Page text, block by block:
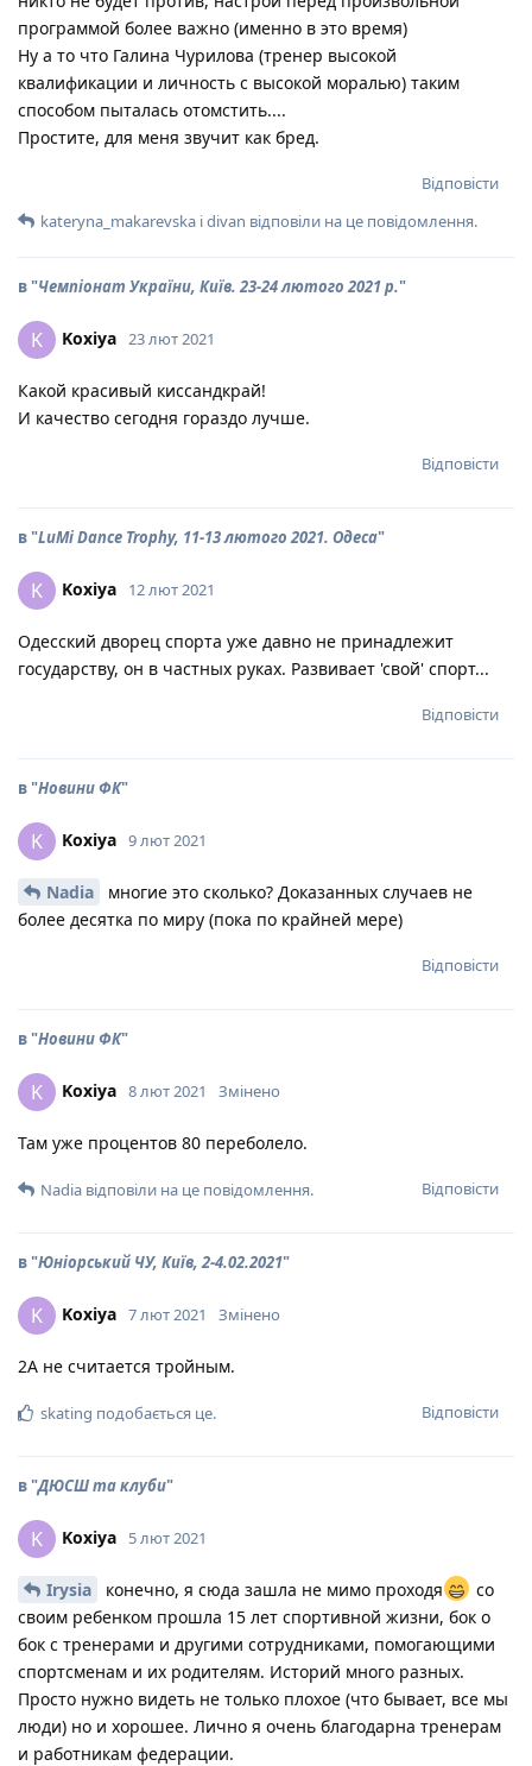
программой более важно (именно в это время)
Ну а то что Галина Чурилова (тренер высокой
квалификации и личность с высокой моралью) таким
способом пыталась отомстить....
Простите, для меня звучит как бред.
Відповісти
kateryna_makarevska іdivan відповіли на це повідомлення.
в "Чемпіонат України, Київ. 23-24 лютого 2021 р."
K Koxiya 23 лют 2021
Какой красивый киссандкрай!
И качество сегодня гораздо лучше.
Відповісти
в "LuMi Dance Trophy, 11-13 лютого 2021. Одеса"
K Koxiya 12 лют 2021
Одесский дворец спорта уже давно не принадлежит
государству, он в частных руках. Развивает 'свой' спорт...
Відповісти
в "Новини ФК"
K Koxiya 9 лют 2021
Nadia
многие это сколько? Доказанных случаев не
более десятка по миру (пока по крайней мере)
Відповісти
в "Новини ФК"
K Koxiya 8 лют 2021 Змінено
Там уже процентов 80 переболело.
Відповісти
Nadia відповіли на це повідомлення.
в "Юніорський ЧУ, Київ, 2-4.02.2021"
K Koxiya 7 лют 2021 Змінено
2А не считается тройным.
Відповісти
skating подобається це.
в "ДЮСШ та клуби"
K Koxiya 5 лют 2021
Irysia конечно, я сюда зашла не мимо проходя
со
своим ребенком прошла 15 лет спортивной жизни, бок о
бок с тренерами и другими сотрудниками, помогающими
спортсменам и их родителям. Историй много разных.
Просто нужно видеть не только плохое (что бывает, все мы
люди) но и хорошее. Лично я очень благодарна тренерам
и работникам федерации.